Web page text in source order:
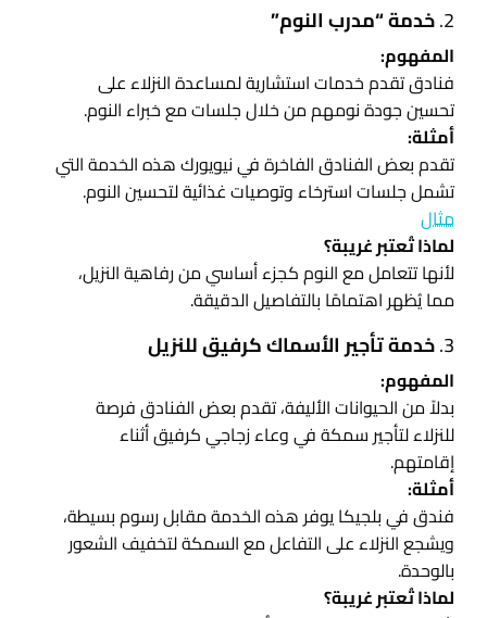
2. خدمة “مدرب النوم”
المفهوم:
فنادق تقدم خدمات استشارية لمساعدة النزلاء على
تحسين جودة نومهم من خلال جلسات مع خبراء النوم.
أمثلة:
تقدم بعض الفنادق الفاخرة في نيويورك هذه الخدمة التي
تشمل جلسات استرخاء وتوصيات غذائية لتحسين النوم.
مثال
لماذا تُعتبر غريبة؟
لأنها تتعامل مع النوم كجزء أساسي من رفاهية النزيل،
مما يُظهر اهتمامًا بالتفاصيل الدقيقة.
3. خدمة تأجير الأسماك كرفيق للنزيل
المفهوم:
بدلاً من الحيوانات الأليفة، تقدم بعض الفنادق فرصة
للنزلاء لتأجير سمكة في وعاء زجاجي كرفيق أثناء
إقامتهم.
أمثلة:
فندق في بلجيكا يوفر هذه الخدمة مقابل رسوم بسيطة،
ويشجع النزلاء على التفاعل مع السمكة لتخفيف الشعور
بالوحدة.
لماذا تُعتبر غريبة؟